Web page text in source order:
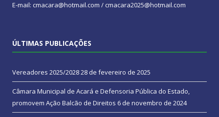
E-mail: cmacara@hotmail.com / cmacara2025@hotmail.com
ÚLTIMAS PUBLICAÇÕES
Vereadores 2025/202828 de fevereiro de 2025
Câmara Municipal de Acará e Defensoria Pública do Estado,
promovem Ação Balcão de Direitos 6 de novembro de 2024